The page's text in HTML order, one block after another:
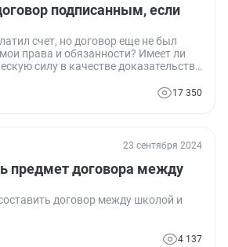
подписанным, если
счет, но договор еще не был
права и обязанности? Имеет ли
силу в качестве доказательства
17 350
23 сентября 2024
предмет договора между
договор между школой и
4 137